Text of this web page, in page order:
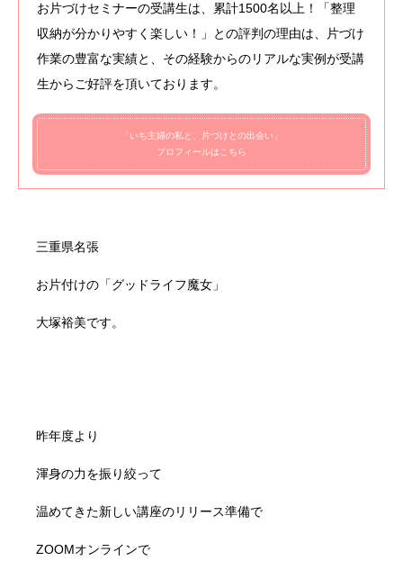
お片づけセミナーの受講生は、累計1500名以上！「整理
収納が分かりやすく楽しい！」との評判の理由は、片づけ
作業の豊富な実績と、その経験からのリアルな実例が受講
生からご好評を頂いております。
「いち主婦の私と、片づけとの出会い」
プロフィールはこちら
三重県名張
お片付けの「グッドライフ魔女」
大塚裕美です。
昨年度より
渾身の力を振り絞って
温めてきた新しい講座のリリース準備で
ZOOMオンラインで